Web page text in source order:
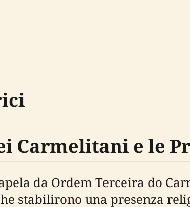
Carmelitani e le
da Ordem Terceira do
stabilirono una presenza